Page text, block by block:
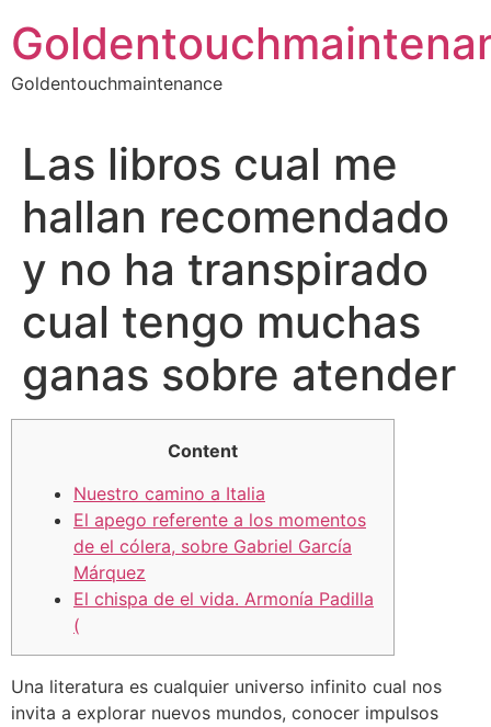
to
content
Goldentouchmaintenance
Las libros cual me
hallan recomendado
y no ha transpirado
cual tengo muchas
ganas sobre atender
Content
Nuestro camino a Italia
El apego referente a los momentos
de el cólera, sobre Gabriel García
Márquez
El chispa de el vida. Armonía Padilla
(
Una literatura es cualquier universo infinito cual nos
invita a explorar nuevos mundos, conocer impulsos